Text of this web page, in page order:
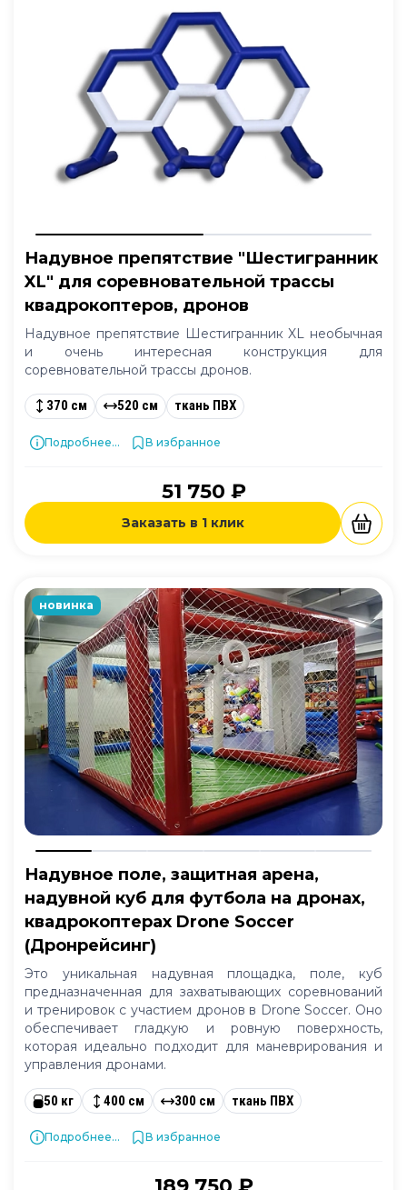
Надувное препятствие "Шестигранник
XL" для соревновательной трассы
квадрокоптеров, дронов
Надувное препятствие Шестигранник XL необычная
и очень интересная конструкция для
соревновательной трассы дронов.
370 см 520 см ткань ПВХ
Подробнее... В избранное
51 750 ₽
Заказать в 1 клик
новинка
Надувное поле, защитная арена,
надувной куб для футбола на дронах,
квадрокоптерах Drone Soccer
(Дронрейсинг)
Это уникальная надувная площадка, поле, куб
предназначенная для захватывающих соревнований
и тренировок с участием дронов в Drone Soccer. Оно
обеспечивает гладкую и ровную поверхность,
которая идеально подходит для маневрирования и
управления дронами.
50 кг 400 см 300 см ткань ПВХ
Подробнее... В избранное